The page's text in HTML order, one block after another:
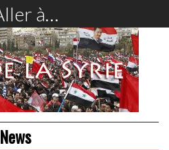
à…
News